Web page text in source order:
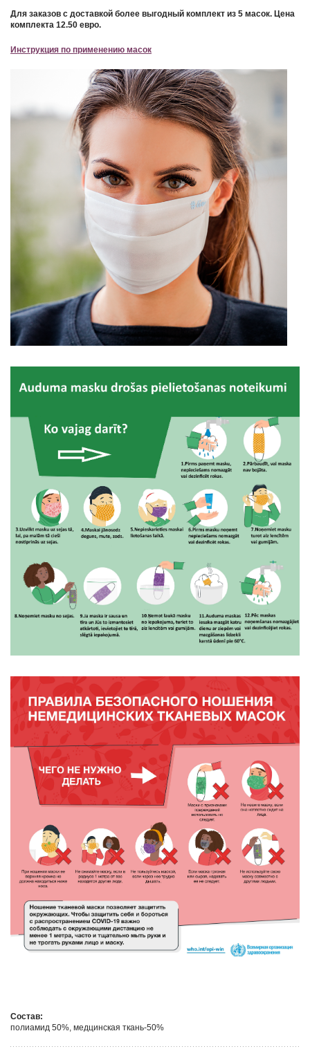
Для заказов с доставкой более выгодный комплект из 5 масок. Цена
комплекта 12.50 евро.
Инструкция по применению масок
Состав:
полиамид 50%, медцинская ткань-50%